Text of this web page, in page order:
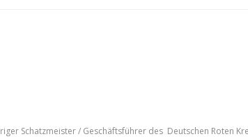
Schatzmeister / Geschäftsführer des Deutschen Roten